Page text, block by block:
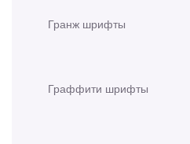
Гранж шрифты
Граффити шрифты